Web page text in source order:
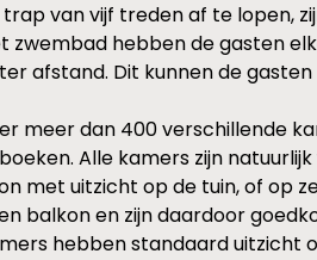
van vijf treden af te lopen,
hebben de gasten
afstand. Dit kunnen de
meer dan 400 verschillende
Alle kamers zijn
met uitzicht op de tuin, of op
balkon en zijn daardoor
hebben standaard uitzicht